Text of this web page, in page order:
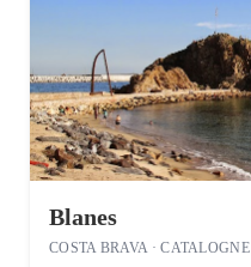
Blanes
COSTA BRAVA · CATALOGNE